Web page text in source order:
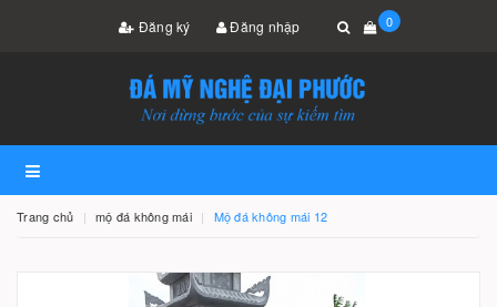
Đăng ký Đăng nhập 0
Trang chủ mộ đá không mái Mộ đá không mái 12